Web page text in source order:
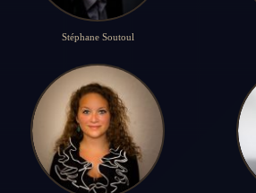
Stéphane Soutoul